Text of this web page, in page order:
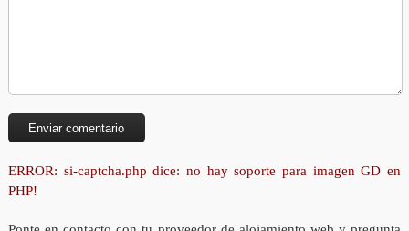
ERROR: si-captcha.php dice: no hay soporte para imagen GD en
PHP!